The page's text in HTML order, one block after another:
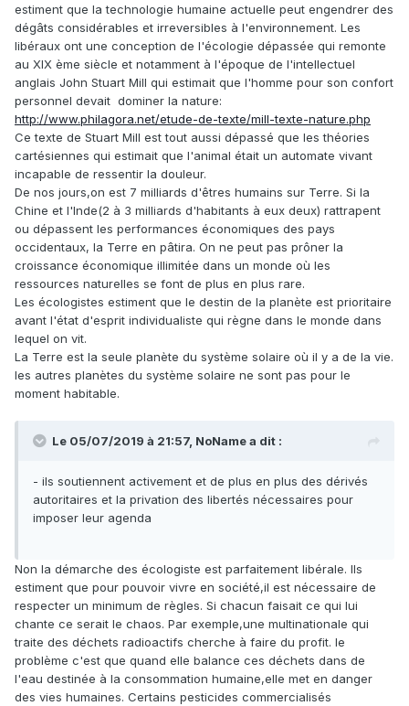
estiment que la technologie humaine actuelle peut engendrer des
dégâts considérables et irreversibles à l'environnement. Les
libéraux ont une conception de l'écologie dépassée qui remonte
au XIX ème siècle et notamment à l'époque de l'intellectuel
anglais John Stuart Mill qui estimait que l'homme pour son confort
personnel devait dominer la nature:
http://www.philagora.net/etude-de-texte/mill-texte-nature.php
Ce texte de Stuart Mill est tout aussi dépassé que les théories
cartésiennes qui estimait que l'animal était un automate vivant
incapable de ressentir la douleur.
De nos jours,on est 7 milliards d'êtres humains sur Terre. Si la
Chine et l'Inde(2 à 3 milliards d'habitants à eux deux) rattrapent
ou dépassent les performances économiques des pays
occidentaux, la Terre en pâtira. On ne peut pas prôner la
croissance économique illimitée dans un monde où les
ressources naturelles se font de plus en plus rare.
Les écologistes estiment que le destin de la planète est prioritaire
avant l'état d'esprit individualiste qui règne dans le monde dans
lequel on vit.
La Terre est la seule planète du système solaire où il y a de la vie.
les autres planètes du système solaire ne sont pas pour le
moment habitable.
Le 05/07/2019 à 21:57, NoNamea dit :
- ils soutiennent activement et de plus en plus des dérivés
autoritaires et la privation des libertés nécessaires pour
imposer leur agenda
Non la démarche des écologiste est parfaitement libérale. Ils
estiment que pour pouvoir vivre en société,il est nécessaire de
respecter un minimum de règles. Si chacun faisait ce qui lui
chante ce serait le chaos. Par exemple,une multinationale qui
traite des déchets radioactifs cherche à faire du profit. le
problème c'est que quand elle balance ces déchets dans de
l'eau destinée à la consommation humaine,elle met en danger
des vies humaines. Certains pesticides commercialisés